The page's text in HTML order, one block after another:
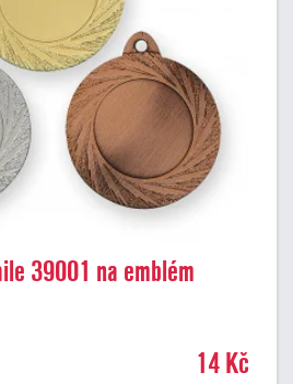
39001 na emblém
14 Kč